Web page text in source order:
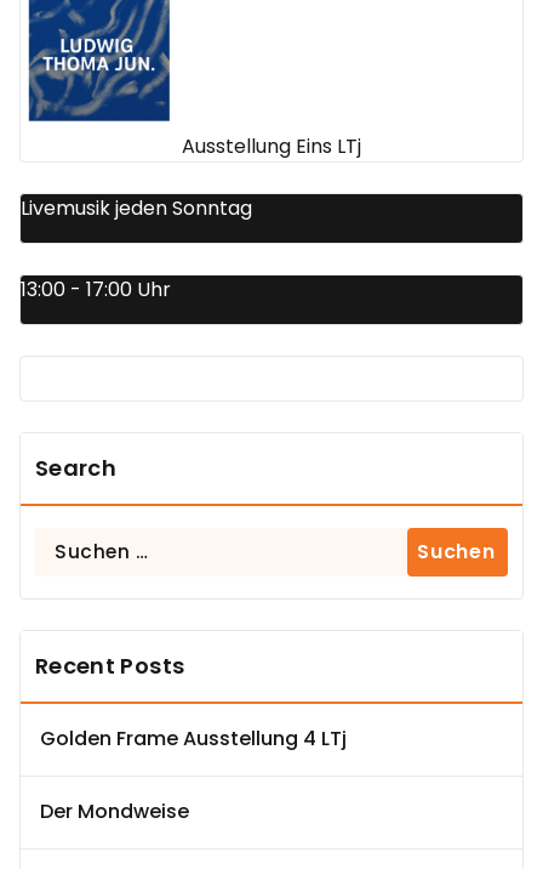
Ausstellung Eins LTj
Livemusik jeden Sonntag
13:00 - 17:00 Uhr
Search
Suchen
Recent Posts
Golden Frame Ausstellung 4 LTj
Der Mondweise